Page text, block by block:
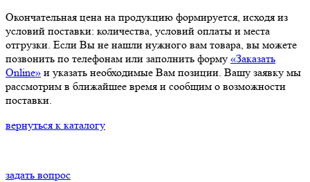
Окончательная цена на продукцию формируется, исходя из
условий поставки: количества, условий оплаты и места
отгрузки. Если Вы не нашли нужного вам товара, вы можете
позвонить по телефонам или заполнить форму «Заказать
Online» и указать необходимые Вам позиции. Вашу заявку мы
рассмотрим в ближайшее время и сообщим о возможности
поставки.
вернуться к каталогу
задать вопрос